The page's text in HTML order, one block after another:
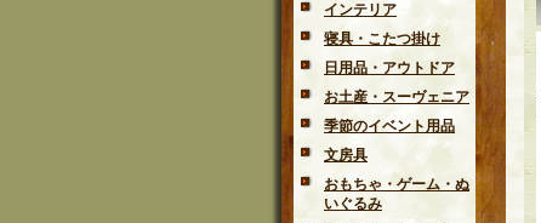
インテリア
寝具・こたつ掛け
日用品・アウトドア
お土産・スーヴェニア
季節のイベント用品
文房具
おもちゃ・ゲーム・ぬ
いぐるみ